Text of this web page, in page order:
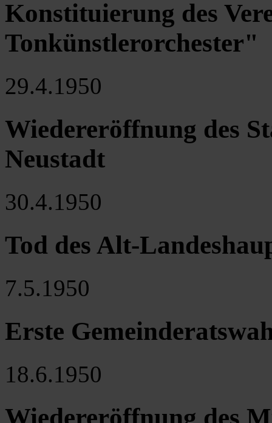
Konstituierung des
Tonkünstlerorchester"
29.4.1950
Wiedereröffnung des
Neustadt
30.4.1950
Tod des Alt-
7.5.1950
Erste
18.6.1950
Wiedereröffnung des